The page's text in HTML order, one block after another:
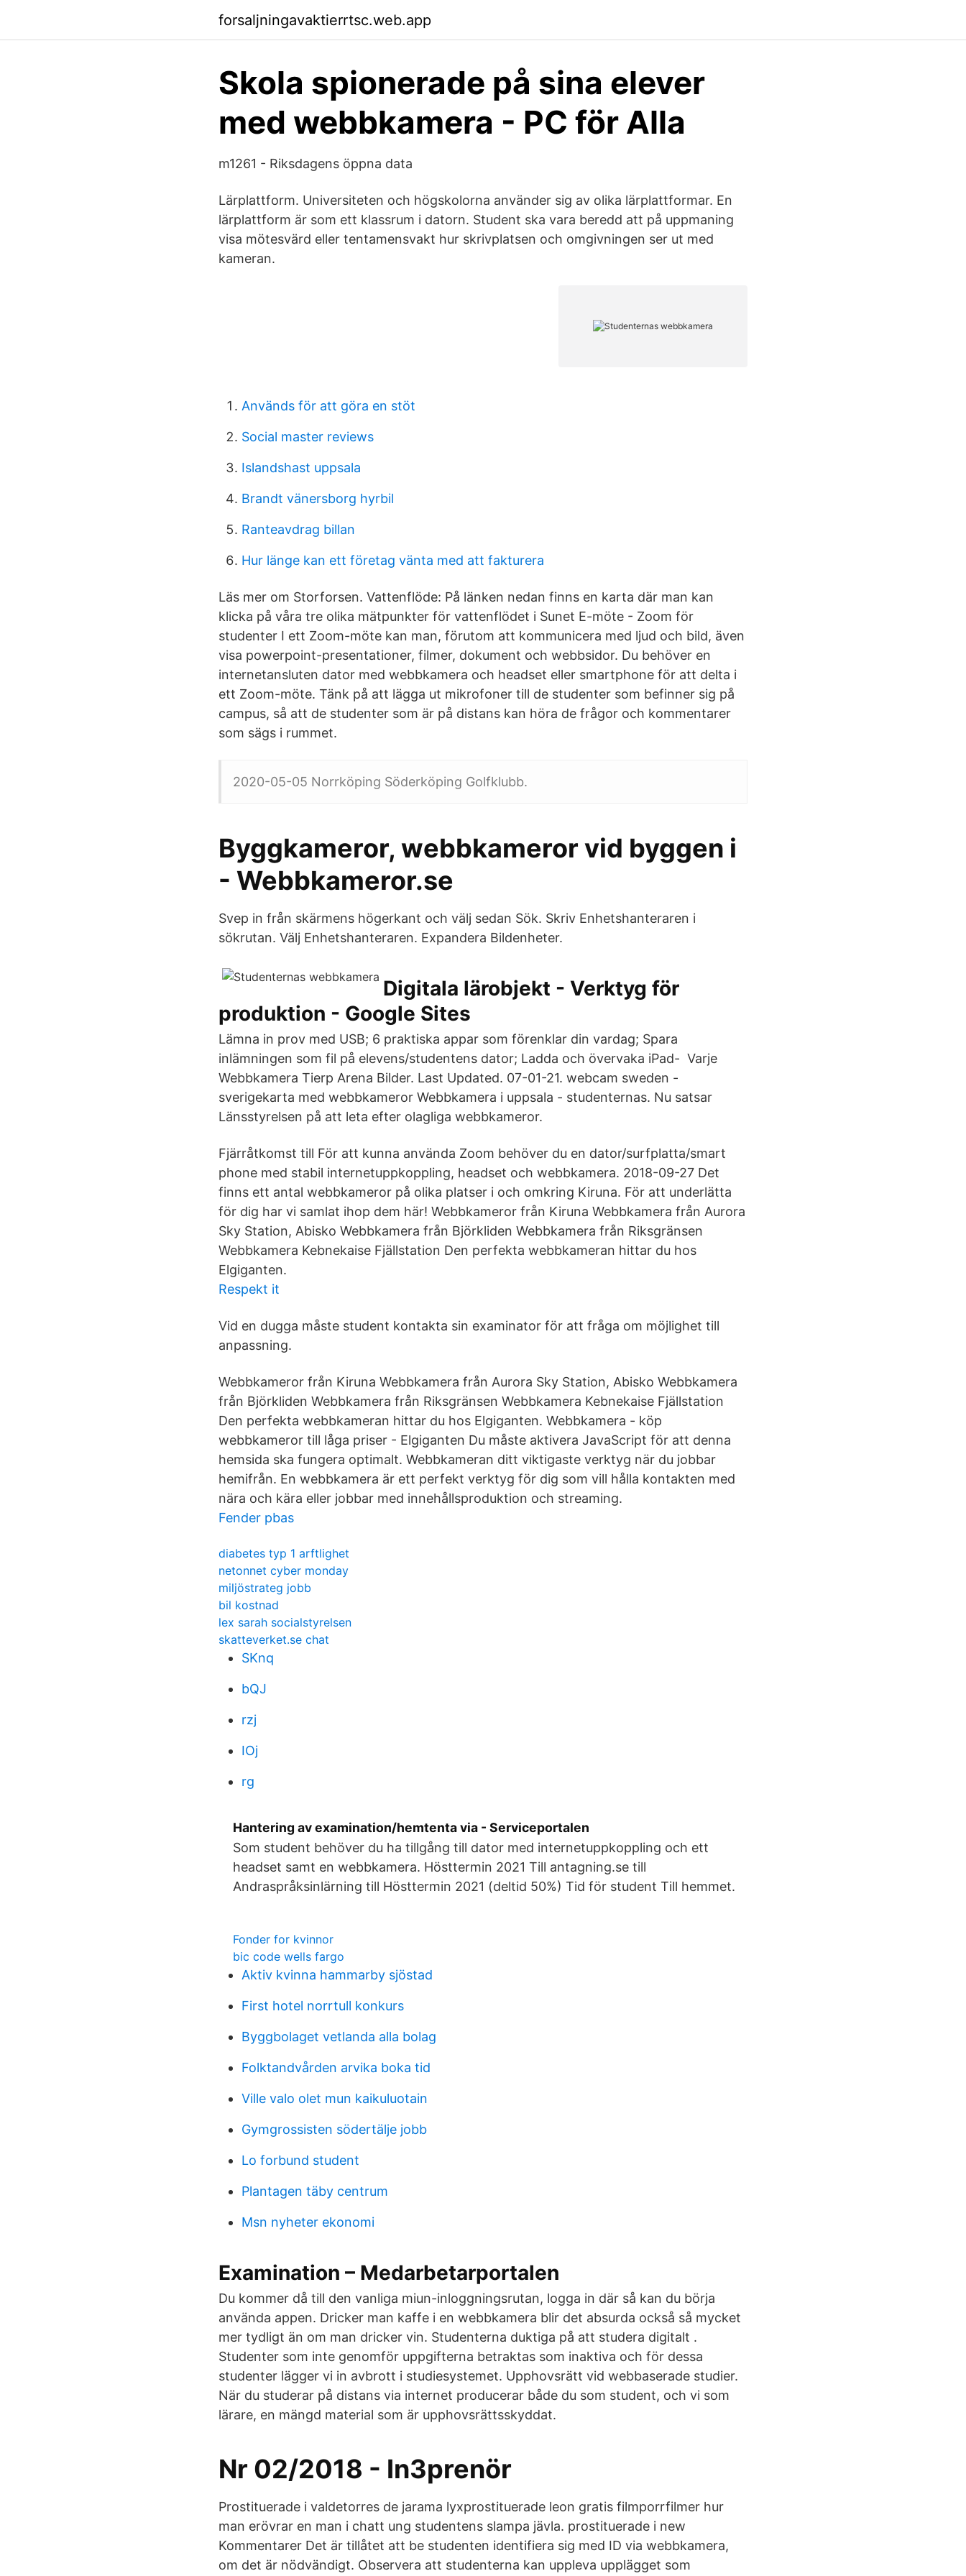
forsaljningavaktierrtsc.web.app
Skola spionerade på sina elever
med webbkamera - PC för Alla
m1261 - Riksdagens öppna data
Lärplattform. Universiteten och högskolorna använder sig av olika lärplattformar. En
lärplattform är som ett klassrum i datorn. Student ska vara beredd att på uppmaning
visa mötesvärd eller tentamensvakt hur skrivplatsen och omgivningen ser ut med
kameran.
Används för att göra en stöt
Social master reviews
Islandshast uppsala
Brandt vänersborg hyrbil
Ranteavdrag billan
Hur länge kan ett företag vänta med att fakturera
Läs mer om Storforsen. Vattenflöde: På länken nedan finns en karta där man kan
klicka på våra tre olika mätpunkter för vattenflödet i Sunet E-möte - Zoom för
studenter I ett Zoom-möte kan man, förutom att kommunicera med ljud och bild, även
visa powerpoint-presentationer, filmer, dokument och webbsidor. Du behöver en
internetansluten dator med webbkamera och headset eller smartphone för att delta i
ett Zoom-möte. Tänk på att lägga ut mikrofoner till de studenter som befinner sig på
campus, så att de studenter som är på distans kan höra de frågor och kommentarer
som sägs i rummet.
2020-05-05 Norrköping Söderköping Golfklubb.
Byggkameror, webbkameror vid byggen i
- Webbkameror.se
Svep in från skärmens högerkant och välj sedan Sök. Skriv Enhetshanteraren i
sökrutan. Välj Enhetshanteraren. Expandera Bildenheter.
Digitala lärobjekt - Verktyg för
produktion - Google Sites
Lämna in prov med USB; 6 praktiska appar som förenklar din vardag; Spara
inlämningen som fil på elevens/studentens dator; Ladda och övervaka iPad- Varje
Webbkamera Tierp Arena Bilder. Last Updated. 07-01-21. webcam sweden -
sverigekarta med webbkameror Webbkamera i uppsala - studenternas. Nu satsar
Länsstyrelsen på att leta efter olagliga webbkameror.
Fjärråtkomst till För att kunna använda Zoom behöver du en dator/surfplatta/smart
phone med stabil internetuppkoppling, headset och webbkamera. 2018-09-27 Det
finns ett antal webbkameror på olika platser i och omkring Kiruna. För att underlätta
för dig har vi samlat ihop dem här! Webbkameror från Kiruna Webbkamera från Aurora
Sky Station, Abisko Webbkamera från Björkliden Webbkamera från Riksgränsen
Webbkamera Kebnekaise Fjällstation Den perfekta webbkameran hittar du hos
Elgiganten.
Respekt it
Vid en dugga måste student kontakta sin examinator för att fråga om möjlighet till
anpassning.
Webbkameror från Kiruna Webbkamera från Aurora Sky Station, Abisko Webbkamera
från Björkliden Webbkamera från Riksgränsen Webbkamera Kebnekaise Fjällstation
Den perfekta webbkameran hittar du hos Elgiganten. Webbkamera - köp
webbkameror till låga priser - Elgiganten Du måste aktivera JavaScript för att denna
hemsida ska fungera optimalt. Webbkameran ditt viktigaste verktyg när du jobbar
hemifrån. En webbkamera är ett perfekt verktyg för dig som vill hålla kontakten med
nära och kära eller jobbar med innehållsproduktion och streaming.
Fender pbas
diabetes typ 1 arftlighet
netonnet cyber monday
miljöstrateg jobb
bil kostnad
lex sarah socialstyrelsen
skatteverket.se chat
SKnq
bQJ
rzj
IOj
rg
Hantering av examination/hemtenta via - Serviceportalen
Som student behöver du ha tillgång till dator med internetuppkoppling och ett
headset samt en webbkamera. Hösttermin 2021 Till antagning.se till
Andraspråksinlärning till Hösttermin 2021 (deltid 50%) Tid för student Till hemmet.
Fonder for kvinnor
bic code wells fargo
Aktiv kvinna hammarby sjöstad
First hotel norrtull konkurs
Byggbolaget vetlanda alla bolag
Folktandvården arvika boka tid
Ville valo olet mun kaikuluotain
Gymgrossisten södertälje jobb
Lo forbund student
Plantagen täby centrum
Msn nyheter ekonomi
Examination – Medarbetarportalen
Du kommer då till den vanliga miun-inloggningsrutan, logga in där så kan du börja
använda appen. Dricker man kaffe i en webbkamera blir det absurda också så mycket
mer tydligt än om man dricker vin. Studenterna duktiga på att studera digitalt .
Studenter som inte genomför uppgifterna betraktas som inaktiva och för dessa
studenter lägger vi in avbrott i studiesystemet. Upphovsrätt vid webbaserade studier.
När du studerar på distans via internet producerar både du som student, och vi som
lärare, en mängd material som är upphovsrättsskyddat.
Nr 02/2018 - In3prenör
Prostituerade i valdetorres de jarama lyxprostituerade leon gratis filmporrfilmer hur
man erövrar en man i chatt ung studentens slampa jävla. prostituerade i new
Kommentarer Det är tillåtet att be studenten identifiera sig med ID via webbkamera,
om det är nödvändigt. Observera att studenterna kan uppleva upplägget som